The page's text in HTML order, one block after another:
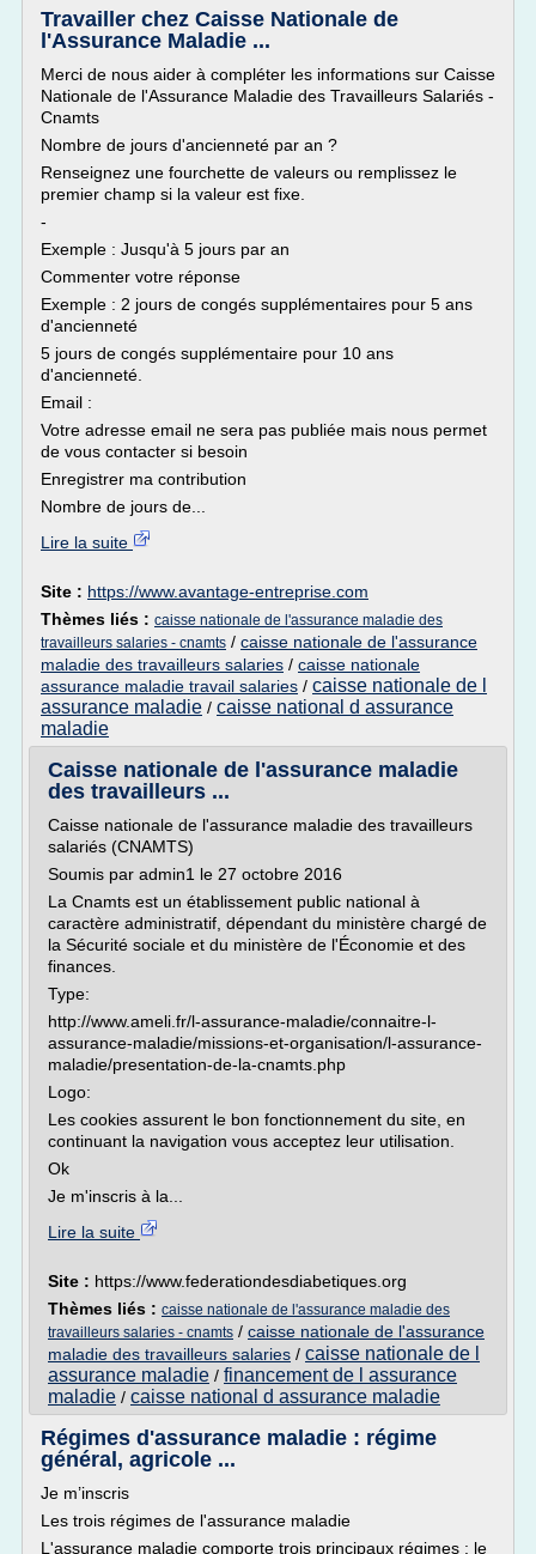
Travailler chez Caisse Nationale de
l'Assurance Maladie ...
Merci de nous aider à compléter les informations sur Caisse
Nationale de l'Assurance Maladie des Travailleurs Salariés -
Cnamts
Nombre de jours d'ancienneté par an ?
Renseignez une fourchette de valeurs ou remplissez le
premier champ si la valeur est fixe.
-
Exemple : Jusqu'à 5 jours par an
Commenter votre réponse
Exemple : 2 jours de congés supplémentaires pour 5 ans
d'ancienneté
5 jours de congés supplémentaire pour 10 ans
d'ancienneté.
Email :
Votre adresse email ne sera pas publiée mais nous permet
de vous contacter si besoin
Enregistrer ma contribution
Nombre de jours de...
Lire la suite
Site : https://www.avantage-entreprise.com
Thèmes liés : caisse nationale de l'assurance maladie des
travailleurs salaries - cnamts / caisse nationale de l'assurance
maladie des travailleurs salaries / caisse nationale
assurance maladie travail salaries / caisse nationale de l
assurance maladie / caisse national d assurance
maladie
Caisse nationale de l'assurance maladie
des travailleurs ...
Caisse nationale de l'assurance maladie des travailleurs
salariés (CNAMTS)
Soumis par admin1 le 27 octobre 2016
La Cnamts est un établissement public national à
caractère administratif, dépendant du ministère chargé de
la Sécurité sociale et du ministère de l'Économie et des
finances.
Type:
http://www.ameli.fr/l-assurance-maladie/connaitre-l-
assurance-maladie/missions-et-organisation/l-assurance-
maladie/presentation-de-la-cnamts.php
Logo:
Les cookies assurent le bon fonctionnement du site, en
continuant la navigation vous acceptez leur utilisation.
Ok
Je m'inscris à la...
Lire la suite
Site : https://www.federationdesdiabetiques.org
Thèmes liés : caisse nationale de l'assurance maladie des
travailleurs salaries - cnamts / caisse nationale de l'assurance
maladie des travailleurs salaries / caisse nationale de l
assurance maladie / financement de l assurance
maladie / caisse national d assurance maladie
Régimes d'assurance maladie : régime
général, agricole ...
Je m’inscris
Les trois régimes de l'assurance maladie
L'assurance maladie comporte trois principaux régimes : le